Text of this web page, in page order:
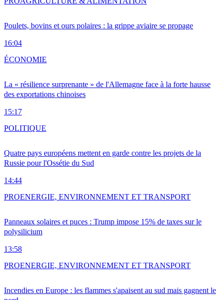
Poulets, bovins et ours polaires : la grippe aviaire se propage
16:04
La « résilience surprenante » de l'Allemagne face à la forte hausse
des exportations chinoises
15:17
ÉCONOMIE
Quatre pays européens mettent en garde contre les projets de la
Russie pour l'Ossétie du Sud
14:44
POLITIQUE
Panneaux solaires et puces : Trump impose 15% de taxes sur le
polysilicium
13:58
PROENERGIE, ENVIRONNEMENT ET TRANSPORT
Incendies en Europe : les flammes s'apaisent au sud mais gagnent le
PROENERGIE, ENVIRONNEMENT ET TRANSPORT